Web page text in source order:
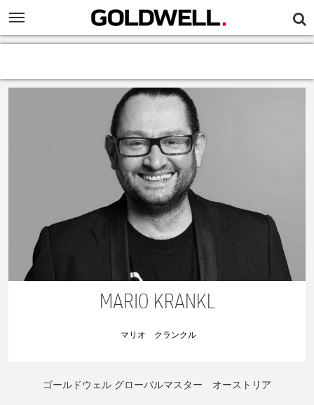
MARIO KRANKL
マリオ クランクル
ゴールドウェル グローバルマスター オーストリア